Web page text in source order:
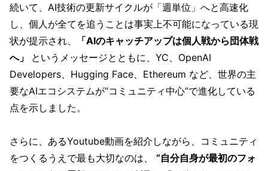
続いて、AI技術の更新サイクルが「週単位」へと高速化
し、個人が全てを追うことは事実上不可能になっている現
状が提示され、
「AIのキャッチアップは個人戦から団体戦
へ」 というメッセージとともに、YC、OpenAI
Developers、Hugging Face、Ethereum など、世界の主
要なAIエコシステムが“コミュニティ中心”で進化している
点を示しました。
さらに、あるYoutube動画を紹介しながら、コミュニティ
をつくるうえで最も大切なのは、 “自分自身が最初のフォ